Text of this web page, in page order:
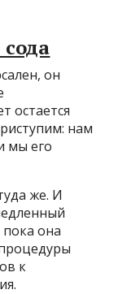
он
остается
нам
мы его
же. И
она
к